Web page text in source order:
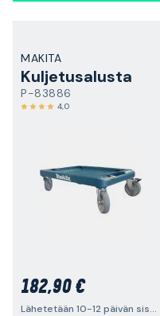
MAKITA
Kuljetusalusta
P-83886
4,0
182,90 €
Lähetetään 10-12 päivän sisällä